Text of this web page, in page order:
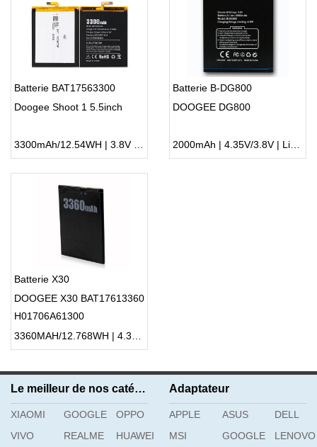
Batterie BAT17563300
Doogee Shoot 1 5.5inch
3300mAh/12.54WH | 3.8V | Li-ion ...
Batterie B-DG800
DOOGEE DG800
2000mAh | 4.35V/3.8V | Li-ion ...
Batterie X30
DOOGEE X30 BAT17613360
H01706A61300
3360MAH/12.768WH | 4.35V/3.8V | Li-ion ...
Le meilleur de nos catégories
XIAOMI GOOGLE
OPPO
VIVO
REALME
HUAWEI
Adaptateur
APPLE ASUS
DELL
MSI
GOOGLE
LENOVO